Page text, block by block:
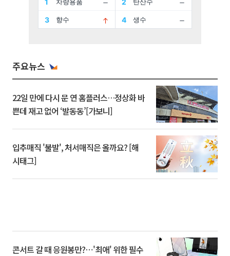
주요뉴스
22일 만에 다시 문 연 홈플러스…정상화 바
쁜데 재고 없어 ‘발동동’[가보니]
입추매직 '불발', 처서매직은 올까요? [해
시태그]
콘서트 갈 때 응원봉만?⋯'최애' 위한 필수